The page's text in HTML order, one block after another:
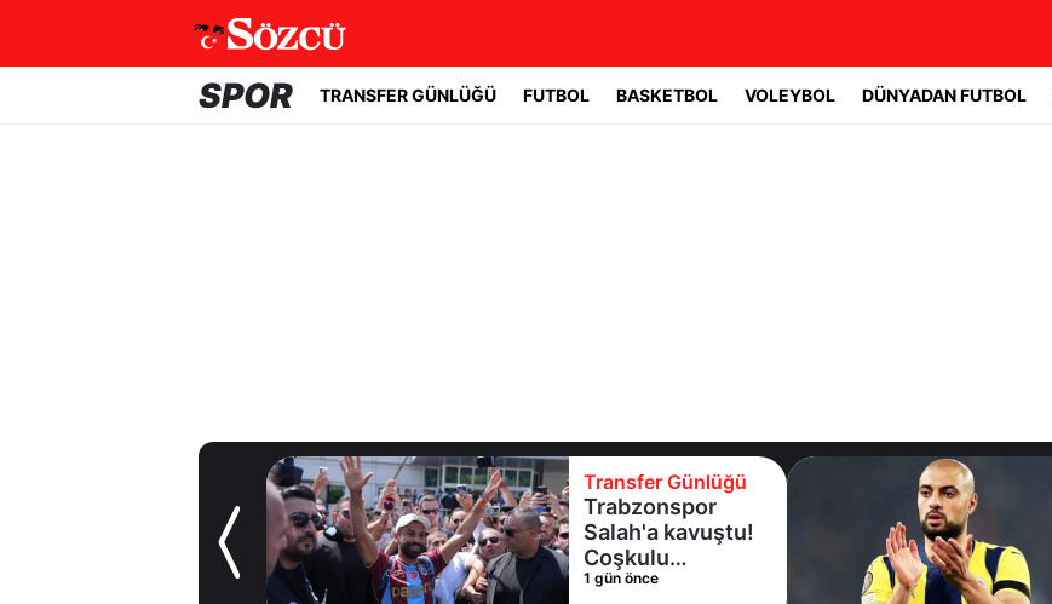
SPOR TRANSFER GÜNLÜĞÜ FUTBOL BASKETBOL VOLEYBOL DÜNYADAN FUTBOL
Yıldız oyuncudan
müjde! Ayrılmak
Transfer Günlüğü
Trabzonspor
Salah'a kavuştu!
Coşkulu
karşılama
1 gün önce